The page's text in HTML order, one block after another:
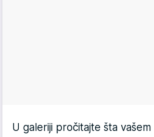
U galeriji pročitajte šta